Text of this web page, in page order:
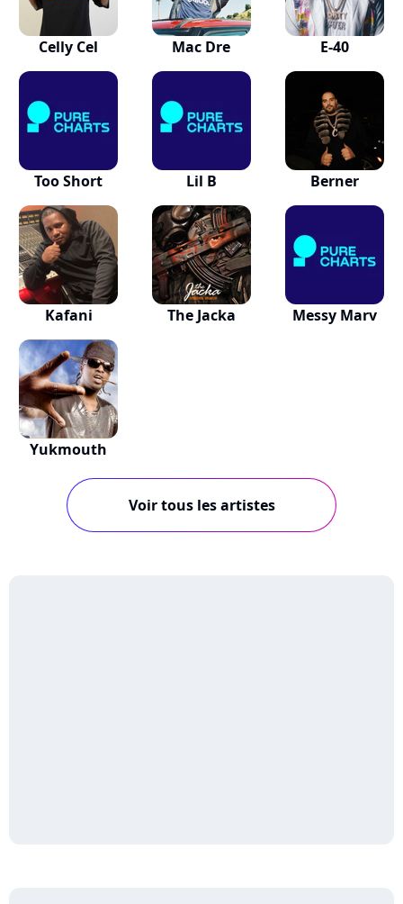
Celly Cel Mac Dre E-40
Too Short Lil B Berner
Kafani The Jacka Messy Marv
Yukmouth
Voir tous les artistes